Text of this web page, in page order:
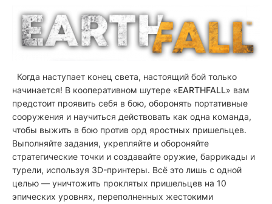
Когда наступает конец света, настоящий бой только
начинается! В кооперативном шутере «EARTHFALL» вам
предстоит проявить себя в бою, оборонять портативные
сооружения и научиться действовать как одна команда,
чтобы выжить в бою против орд яростных пришельцев.
Выполняйте задания, укрепляйте и обороняйте
стратегические точки и создавайте оружие, баррикады и
турели, используя 3D-принтеры. Всё это лишь с одной
целью — уничтожить проклятых пришельцев на 10
эпических уровнях, переполненных жестокими